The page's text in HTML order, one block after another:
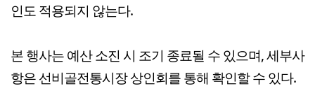
인도 적용되지 않는다.
본 행사는 예산 소진 시 조기 종료될 수 있으며, 세부사
항은 선비골전통시장 상인회를 통해 확인할 수 있다.